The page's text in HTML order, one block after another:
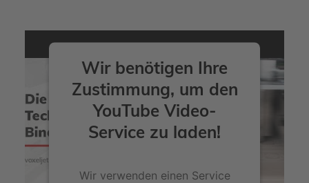
Wir benötigen Ihre
Zustimmung, um den
YouTube Video-
Service zu laden!
Wir verwenden einen Service